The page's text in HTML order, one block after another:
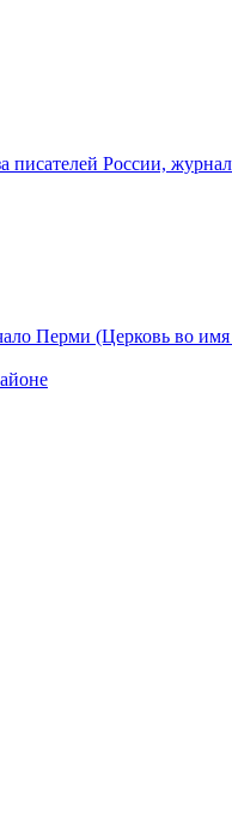
России,
Перми (Церковь во имя